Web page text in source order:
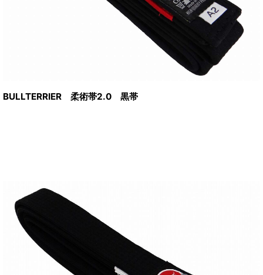
BULLTERRIER 柔術帯2.0 黒帯